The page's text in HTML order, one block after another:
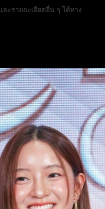
ะรายละเอียดอื่น ๆ ได้ทาง